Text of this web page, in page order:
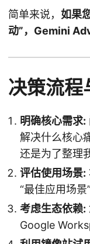
简单来说， 如果
动”，Gemini
决策流程
明确核心需求:
解决什么核心
还是为了整理
评估使用场景:
“最佳应用场景
考虑生态依赖:
Google